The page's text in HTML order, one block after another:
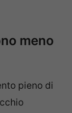
meno
pieno di